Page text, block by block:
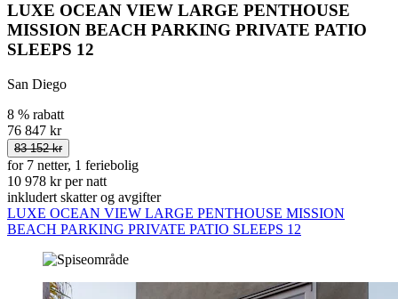
LUXE OCEAN VIEW LARGE PENTHOUSE
MISSION BEACH PARKING PRIVATE PATIO
SLEEPS 12
San Diego
8 % rabatt
76 847 kr
83 152 kr
for 7 netter, 1 feriebolig
10 978 kr per natt
inkludert skatter og avgifter
LUXE OCEAN VIEW LARGE PENTHOUSE MISSION
BEACH PARKING PRIVATE PATIO SLEEPS 12